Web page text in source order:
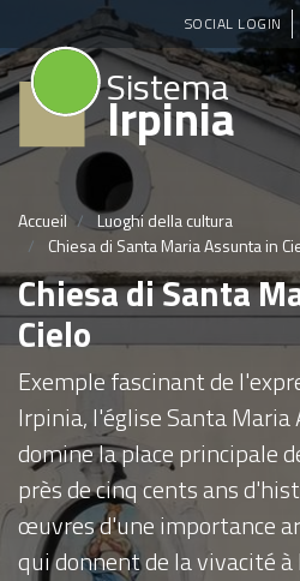
Aller
au
SOCIAL LOGIN
Sistema
Irpinia
Accueil
Luoghi della cultura
Chiesa di Santa Maria Assunta in
Chiesa di Santa
Cielo
Exemple fascinant de
Irpinia, l'église Santa Maria
domine la place principale
près de cinq cents ans
œuvres d'une importance
qui donnent de la vivacité